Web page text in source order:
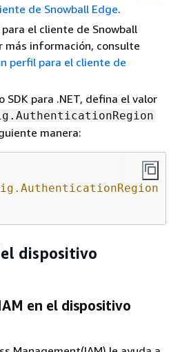
de Snowball Edge.
el cliente de Snowball
más información, consulte
perfil para el cliente de
SDK para .NET, defina el valor
manera:
dispositivo
en el dispositivo